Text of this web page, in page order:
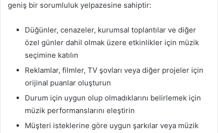
geniş bir sorumluluk yelpazesine sahiptir:
Düğünler, cenazeler, kurumsal toplantılar ve diğer
özel günler dahil olmak üzere etkinlikler için müzik
seçimine katılın
Reklamlar, filmler, TV şovları veya diğer projeler için
orijinal puanlar oluşturun
Durum için uygun olup olmadıklarını belirlemek için
müzik performanslarını eleştirin
Müşteri isteklerine göre uygun şarkılar veya müzik